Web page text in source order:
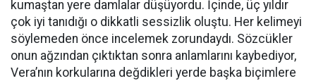
kumaştan yere damlalar düşüyordu. İçinde, üç yıldır
çok iyi tanıdığı o dikkatli sessizlik oluştu. Her kelimeyi
söylemeden önce incelemek zorundaydı. Sözcükler
onun ağzından çıktıktan sonra anlamlarını kaybediyor,
Vera’nın korkularına değdikleri yerde başka biçimlere